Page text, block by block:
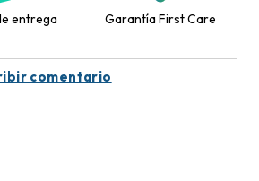
entrega Garantía First Care
comentario